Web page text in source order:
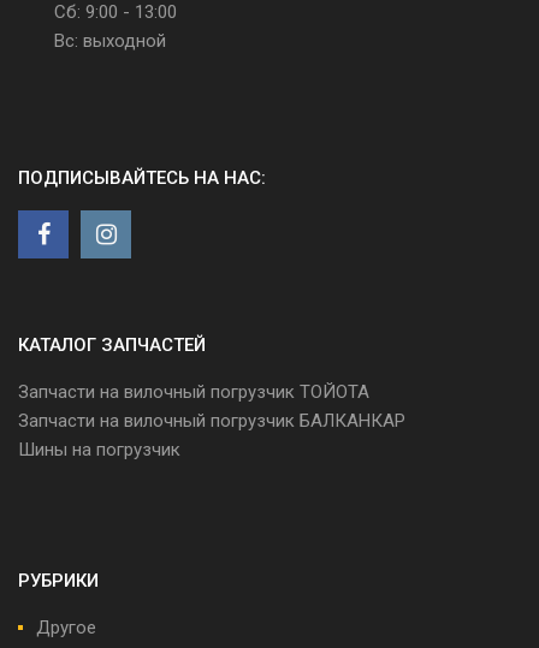
Сб: 9:00 - 13:00
Вс: выходной
ПОДПИСЫВАЙТЕСЬ НА НАС:
КАТАЛОГ ЗАПЧАСТЕЙ
Запчасти на вилочный погрузчик ТОЙОТА
Запчасти на вилочный погрузчик БАЛКАНКАР
Шины на погрузчик
РУБРИКИ
Другое